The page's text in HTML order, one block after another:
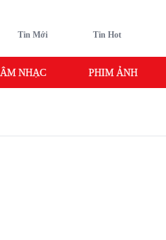
Tin Mới Tin Hot
ÂM NHẠC PHIM ẢNH